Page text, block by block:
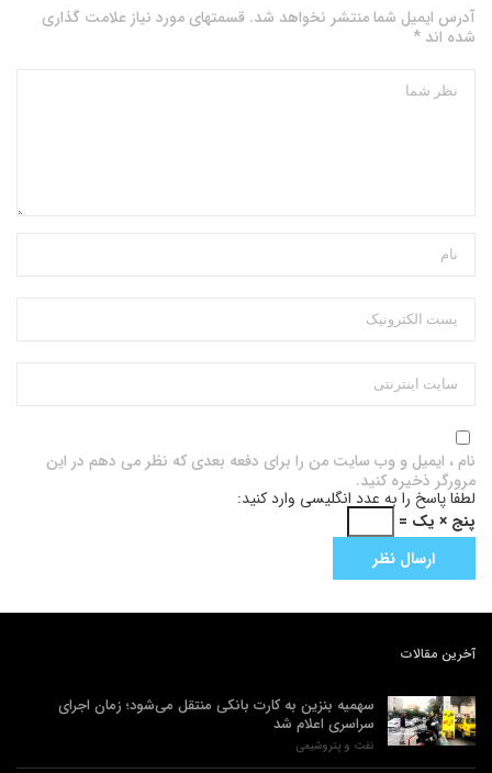
آدرس ایمیل شما منتشر نخواهد شد. قسمتهای مورد نیاز علامت گذاری
شده اند *
نام ، ایمیل و وب سایت من را برای دفعه بعدی که نظر می دهم در این
مرورگر ذخیره کنید.
لطفا پاسخ را به عدد انگلیسی وارد کنید:
پنج × یک =
آخرین مقالات
سهمیه بنزین به کارت بانکی منتقل می‌شود؛ زمان اجرای
سراسری اعلام شد
نفت و پتروشیمی